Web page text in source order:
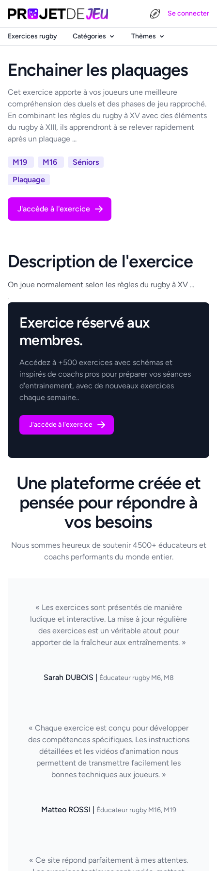
Se connecter
Exercices rugby Catégories Thèmes
Enchainer les plaquages
Cet exercice apporte à vos joueurs une meilleure
compréhension des duels et des phases de jeu rapproché.
En combinant les règles du rugby à XV avec des éléments
du rugby à XIII, ils apprendront à se relever rapidement
après un plaquage ...
M19 M16
Séniors
Plaquage
J'accède à l'exercice
Description de l'exercice
On joue normalement selon les règles du rugby à XV ...
.
Exercice réservé aux
membres.
Accédez à +500 exercices avec schémas et
inspirés de coachs pros pour préparer vos séances
d'entrainement, avec de nouveaux exercices
chaque semaine..
J'accède à l'exercice
Une plateforme créée et
pensée pour répondre à
vos besoins
Nous sommes heureux de soutenir 4500+ éducateurs et
coachs performants du monde entier.
« Les exercices sont présentés de manière
ludique et interactive. La mise à jour régulière
des exercices est un véritable atout pour
apporter de la fraîcheur aux entraînements. »
Sarah DUBOIS | Éducateur rugby M6, M8
« Chaque exercice est conçu pour développer
des compétences spécifiques. Les instructions
détaillées et les vidéos d'animation nous
permettent de transmettre facilement les
bonnes techniques aux joueurs. »
Matteo ROSSI | Éducateur rugby M16, M19
« Ce site répond parfaitement à mes attentes.